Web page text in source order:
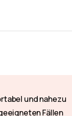
und nahezu
Fällen